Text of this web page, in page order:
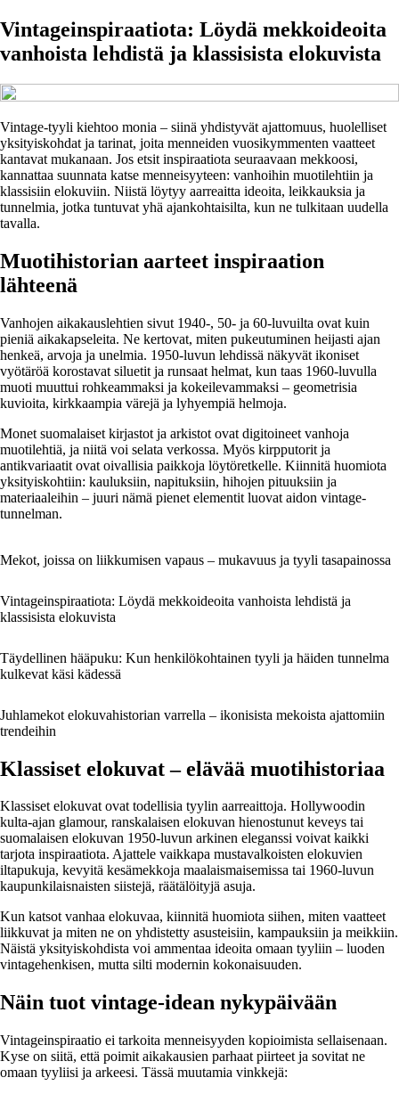
Vintageinspiraatiota: Löydä mekkoideoita
vanhoista lehdistä ja klassisista elokuvista
Vintage-tyyli kiehtoo monia – siinä yhdistyvät ajattomuus, huolelliset
yksityiskohdat ja tarinat, joita menneiden vuosikymmenten vaatteet
kantavat mukanaan. Jos etsit inspiraatiota seuraavaan mekkoosi,
kannattaa suunnata katse menneisyyteen: vanhoihin muotilehtiin ja
klassisiin elokuviin. Niistä löytyy aarreaitta ideoita, leikkauksia ja
tunnelmia, jotka tuntuvat yhä ajankohtaisilta, kun ne tulkitaan uudella
tavalla.
Muotihistorian aarteet inspiraation
lähteenä
Vanhojen aikakauslehtien sivut 1940-, 50- ja 60-luvuilta ovat kuin
pieniä aikakapseleita. Ne kertovat, miten pukeutuminen heijasti ajan
henkeä, arvoja ja unelmia. 1950-luvun lehdissä näkyvät ikoniset
vyötäröä korostavat siluetit ja runsaat helmat, kun taas 1960-luvulla
muoti muuttui rohkeammaksi ja kokeilevammaksi – geometrisia
kuvioita, kirkkaampia värejä ja lyhyempiä helmoja.
Monet suomalaiset kirjastot ja arkistot ovat digitoineet vanhoja
muotilehtiä, ja niitä voi selata verkossa. Myös kirpputorit ja
antikvariaatit ovat oivallisia paikkoja löytöretkelle. Kiinnitä huomiota
yksityiskohtiin: kauluksiin, napituksiin, hihojen pituuksiin ja
materiaaleihin – juuri nämä pienet elementit luovat aidon vintage-
tunnelman.
Mekot, joissa on liikkumisen vapaus – mukavuus ja tyyli tasapainossa
Vintageinspiraatiota: Löydä mekkoideoita vanhoista lehdistä ja
klassisista elokuvista
Täydellinen hääpuku: Kun henkilökohtainen tyyli ja häiden tunnelma
kulkevat käsi kädessä
Juhlamekot elokuvahistorian varrella – ikonisista mekoista ajattomiin
trendeihin
Klassiset elokuvat – elävää muotihistoriaa
Klassiset elokuvat ovat todellisia tyylin aarreaittoja. Hollywoodin
kulta-ajan glamour, ranskalaisen elokuvan hienostunut keveys tai
suomalaisen elokuvan 1950-luvun arkinen eleganssi voivat kaikki
tarjota inspiraatiota. Ajattele vaikkapa mustavalkoisten elokuvien
iltapukuja, kevyitä kesämekkoja maalaismaisemissa tai 1960-luvun
kaupunkilaisnaisten siistejä, räätälöityjä asuja.
Kun katsot vanhaa elokuvaa, kiinnitä huomiota siihen, miten vaatteet
liikkuvat ja miten ne on yhdistetty asusteisiin, kampauksiin ja meikkiin.
Näistä yksityiskohdista voi ammentaa ideoita omaan tyyliin – luoden
vintagehenkisen, mutta silti modernin kokonaisuuden.
Näin tuot vintage-idean nykypäivään
Vintageinspiraatio ei tarkoita menneisyyden kopioimista sellaisenaan.
Kyse on siitä, että poimit aikakausien parhaat piirteet ja sovitat ne
omaan tyyliisi ja arkeesi. Tässä muutamia vinkkejä: